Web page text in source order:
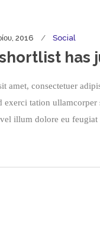
2016 Social
has
amet, consectetuer
exerci tation
illum dolore eu